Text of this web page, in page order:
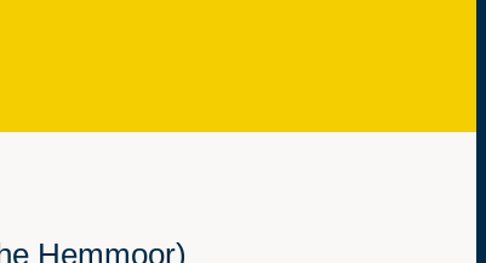
Hemmoor)